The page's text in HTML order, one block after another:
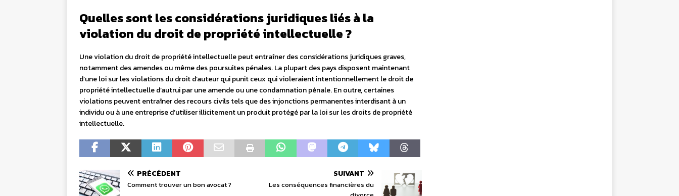
Quelles sont les considérations juridiques liés à la
violation du droit de propriété intellectuelle ?
Une violation du droit de propriété intellectuelle peut entraîner des considérations juridiques graves,
notamment des amendes ou même des poursuites pénales. La plupart des pays disposent maintenant
d’une loi sur les violations du droit d’auteur qui punit ceux qui violeraient intentionnellement le droit de
propriété intellectuelle d’autrui par une amende ou une condamnation pénale. En outre, certaines
violations peuvent entraîner des recours civils tels que des injonctions permanentes interdisant à un
individu ou à une entreprise d’utiliser illicitement un produit protégé par la loi sur les droits de propriété
intellectuelle.
PRÉCÉDENT
Comment trouver un bon avocat ?
SUIVANT
Les conséquences financières du